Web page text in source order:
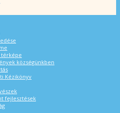
térképe
községünkben
Kézikönyv
fejlesztések